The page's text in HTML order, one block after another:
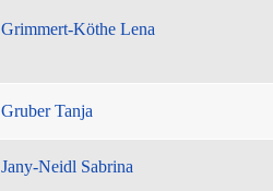
Grimmert-Köthe Lena
Gruber Tanja
Jany-Neidl Sabrina